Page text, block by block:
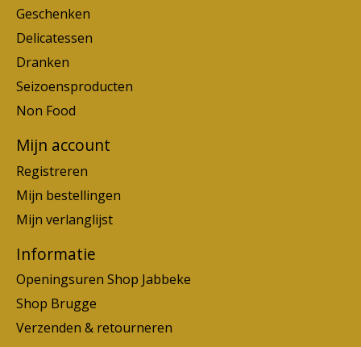
Geschenken
Delicatessen
Dranken
Seizoensproducten
Non Food
Mijn account
Registreren
Mijn bestellingen
Mijn verlanglijst
Informatie
Openingsuren Shop Jabbeke
Shop Brugge
Verzenden & retourneren